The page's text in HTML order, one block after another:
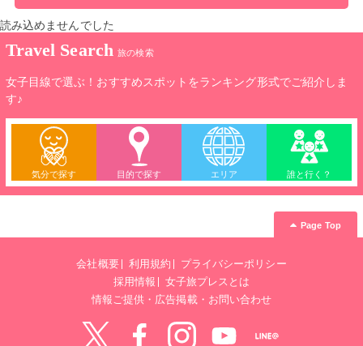
読み込めませんでした
Travel Search 旅の検索
女子目線で選ぶ！おすすめスポットをランキング形式でご紹介しま
す♪
気分で探す 目的で探す エリア 誰と行く？
Page Top
会社概要 利用規約
プライバシーポリシー
採用情報
女子旅プレスとは
情報ご提供・広告掲載・お問い合わせ